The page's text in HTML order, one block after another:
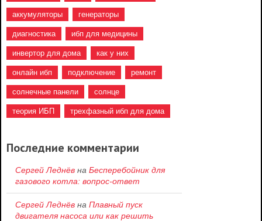
аккумуляторы генераторы
диагностика ибп для медицины
инвертор для дома как у них
онлайн ибп подключение ремонт
солнечные панели солнце
теория ИБП трехфазный ибп для дома
Последние комментарии
Сергей Леднёв наБесперебойник для
газового котла: вопрос-ответ
Сергей Леднёв наПлавный пуск
двигателя насоса или как решить